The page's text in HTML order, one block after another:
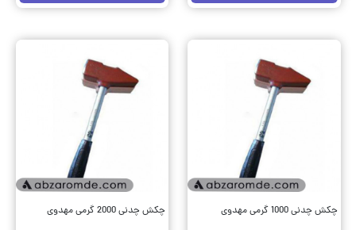
چکش چدنی 1000 گرمی مهدوی چکش چدنی 2000 گرمی مهدوی